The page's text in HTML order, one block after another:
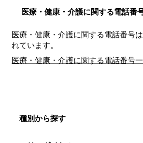
医療・健康・介護に関する電話番
医療・健康・介護に関する電話番号は
れています。
医療・健康・介護に関する電話番号
種別から探す